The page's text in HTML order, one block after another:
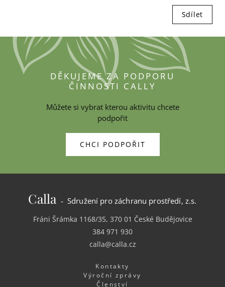
Sdílet
DĚKUJEME ZA PODPORU
ČINNOSTI CALLY
Můžete si vybrat kterou aktivitu chcete
podpořit
CHCI PODPOŘIT
Calla- Sdružení pro záchranu prostředí, z.s.
Fráni Šrámka 1168/35, 370 01 České Budějovice
384 971 930
calla@calla.cz
Kontakty
Výroční zprávy
Členství